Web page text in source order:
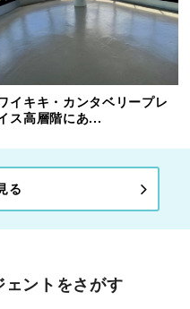
イキキ・カンタベリープレ
ス高層階にあ...
る
ェントをさがす